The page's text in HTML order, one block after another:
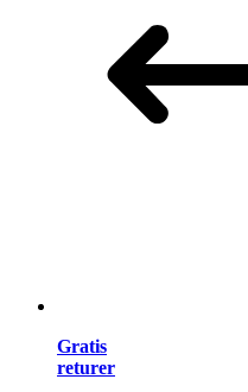
Gratis
returer